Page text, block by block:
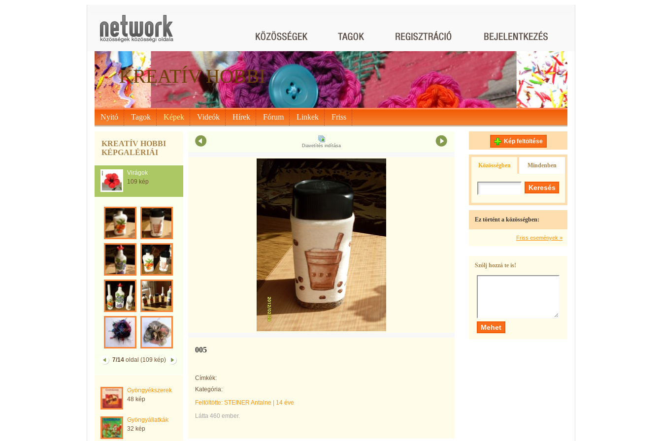
KREATÍV HOBBI
Nyitó Tagok Képek Videók Hírek Fórum Linkek Friss
KREATÍV HOBBI
KÉPGALÉRIÁI
Virágok
109 kép
7/14oldal (109 kép)
Gyöngyékszerek
48 kép
Gyöngyállatkák
32 kép
Diavetítés indítása
005
Címkék:
Kategória:
Feltöltötte: STEINER Antalne
14 éve
Látta 460 ember.
Kép feltöltése
Közösségben Mindenben
Ez történt a közösségben:
Friss események »
Szólj hozzá te is!